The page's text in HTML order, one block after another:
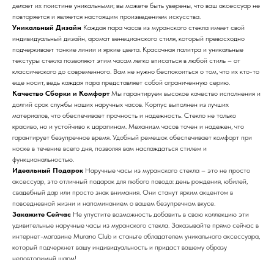
делает их поистине уникальными; вы можете быть уверены, что ваш аксессуар не
повторяется и является настоящим произведением искусства.
Уникальный Дизайн Каждая пара часов из муранского стекла имеет свой
индивидуальный дизайн, аромат венецианского стиля, который превосходно
подчеркивает тонкие линии и яркие цвета. Красочная палитра и уникальные
текстуры стекла позволяют этим часам легко вписаться в любой стиль – от
классического до современного. Вам не нужно беспокоиться о том, что их кто-то
еще носит, ведь каждая пара представляет собой ограниченную серию.
Качество Сборки и Комфорт Мы гарантируем высокое качество исполнения и
долгий срок службы наших наручных часов. Корпус выполнен из лучших
материалов, что обеспечивает прочность и надежность. Стекло не только
красиво, но и устойчиво к царапинам. Механизм часов точен и надежен, что
гарантирует безупречное время. Удобный ремешок обеспечивает комфорт при
носке в течение всего дня, позволяя вам наслаждаться стилем и
функциональностью.
Идеальный Подарок Наручные часы из муранского стекла – это не просто
аксессуар, это отличный подарок для любого повода: день рождения, юбилей,
свадебный дар или просто знак внимания. Они станут ярким акцентом в
повседневной жизни и напоминанием о вашем безупречном вкусе.
Закажите Сейчас Не упустите возможность добавить в свою коллекцию эти
удивительные наручные часы из муранского стекла. Заказывайте прямо сейчас в
интернет-магазине Murano Club и станьте обладателем уникального аксессуара,
который подчеркнет вашу индивидуальность и придаст вашему образу
неповторимый шарм!